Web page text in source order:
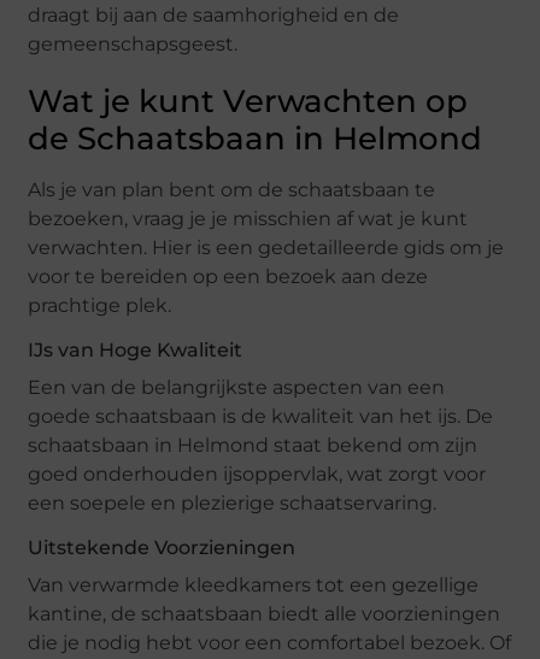
draagt bij aan de saamhorigheid en de
gemeenschapsgeest.
Wat je kunt Verwachten op
de Schaatsbaan in Helmond
Als je van plan bent om de schaatsbaan te
bezoeken, vraag je je misschien af wat je kunt
verwachten. Hier is een gedetailleerde gids om je
voor te bereiden op een bezoek aan deze
prachtige plek.
IJs van Hoge Kwaliteit
Een van de belangrijkste aspecten van een
goede schaatsbaan is de kwaliteit van het ijs. De
schaatsbaan in Helmond staat bekend om zijn
goed onderhouden ijsoppervlak, wat zorgt voor
een soepele en plezierige schaatservaring.
Uitstekende Voorzieningen
Van verwarmde kleedkamers tot een gezellige
kantine, de schaatsbaan biedt alle voorzieningen
die je nodig hebt voor een comfortabel bezoek. Of